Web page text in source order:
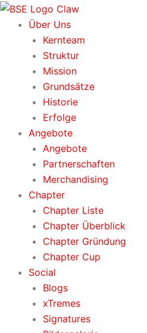
Zum
Inhalt
springen
Über Uns
Kernteam
Struktur
Mission
Grundsätze
Historie
Erfolge
Angebote
Angebote
Partnerschaften
Merchandising
Chapter
Chapter Liste
Chapter Überblick
Chapter Gründung
Chapter Cup
Social
Blogs
xTremes
Signatures